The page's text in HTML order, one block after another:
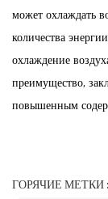
может охлаждать
количества
охлаждение
преимущество,
повышенным
ГОРЯЧИЕ МЕТКИ :